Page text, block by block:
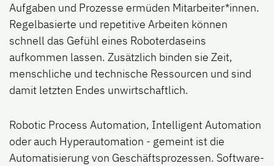
Aufgaben und Prozesse ermüden Mitarbeiter*innen.
Regelbasierte und repetitive Arbeiten können
schnell das Gefühl eines Roboterdaseins
aufkommen lassen. Zusätzlich binden sie Zeit,
menschliche und technische Ressourcen und sind
damit letzten Endes unwirtschaftlich.
Robotic Process Automation, Intelligent Automation
oder auch Hyperautomation - gemeint ist die
Automatisierung von Geschäftsprozessen. Software-